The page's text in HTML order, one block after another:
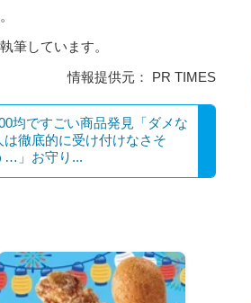
筆しています。
情報提供元： PR TIMES
均ですごい商品発見「ダメな
は徹底的に受け付けなさそ
…」お守り...